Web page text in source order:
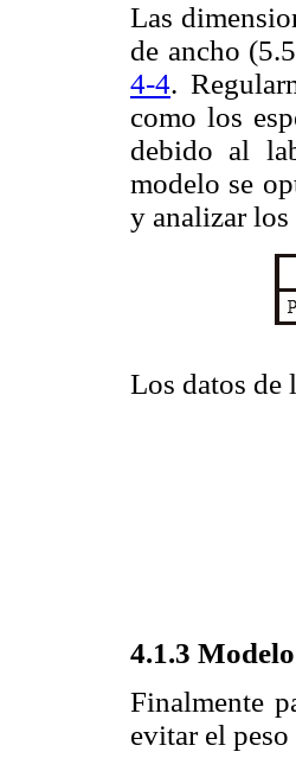
Las
de ancho
4-4.
como los
debido al
modelo se
y analizar los
Los datos de
4.1.3
Finalmente
evitar el